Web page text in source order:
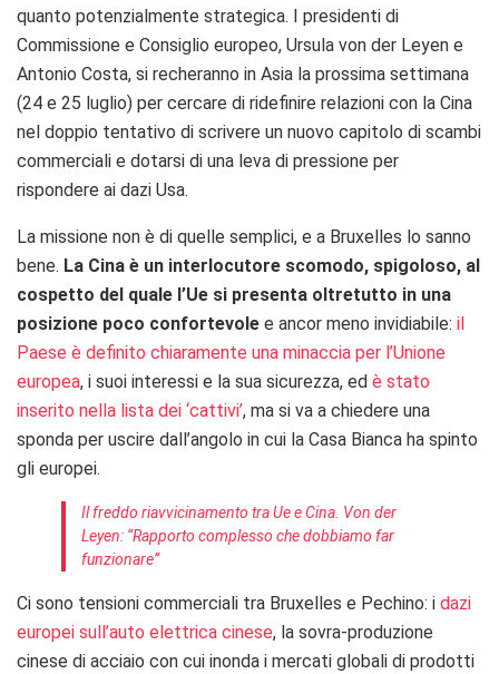
quanto potenzialmente strategica. I presidenti di
Commissione e Consiglio europeo, Ursula von der Leyen e
Antonio Costa, si recheranno in Asia la prossima settimana
(24 e 25 luglio) per cercare di ridefinire relazioni con la Cina
nel doppio tentativo di scrivere un nuovo capitolo di scambi
commerciali e dotarsi di una leva di pressione per
rispondere ai dazi Usa.
La missione non è di quelle semplici, e a Bruxelles lo sanno
bene. La Cina è un interlocutore scomodo, spigoloso, al
cospetto del quale l’Ue si presenta oltretutto in una
posizione poco confortevole e ancor meno invidiabile: il
Paese è definito chiaramente una minaccia per l’Unione
europea, i suoi interessi e la sua sicurezza, ed è stato
inserito nella lista dei ‘cattivi’, ma si va a chiedere una
sponda per uscire dall’angolo in cui la Casa Bianca ha spinto
gli europei.
Il freddo riavvicinamento tra Ue e Cina. Von der
Leyen: “Rapporto complesso che dobbiamo far
funzionare”
Ci sono tensioni commerciali tra Bruxelles e Pechino: i dazi
europei sull’auto elettrica cinese, la sovra-produzione
cinese di acciaio con cui inonda i mercati globali di prodotti